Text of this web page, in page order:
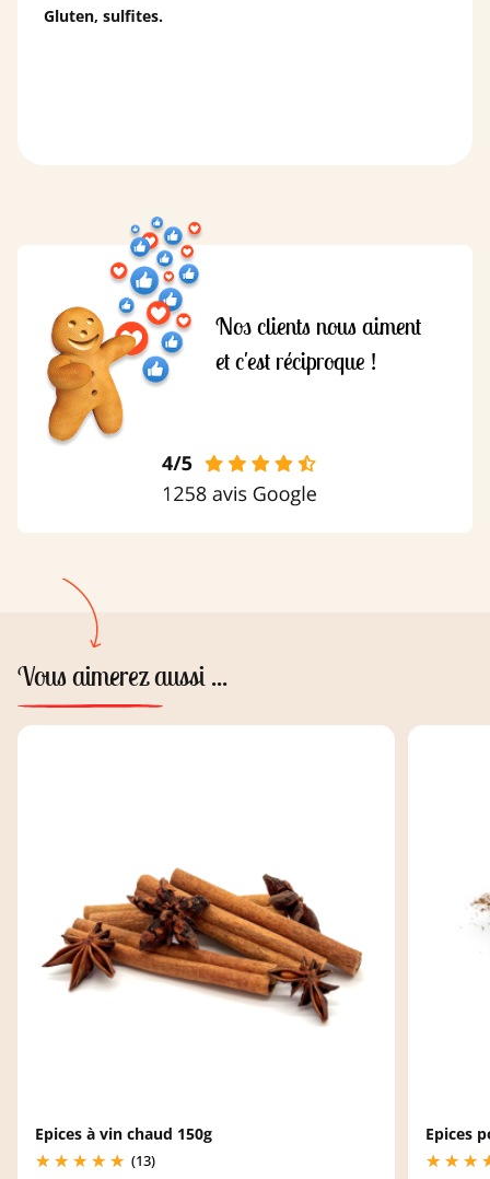
Gluten, sulfites.
Nos clients nous aiment
et c'est réciproque !
Vous aimerez aussi ...
Epices à vin chaud 150g
(13)
Epices